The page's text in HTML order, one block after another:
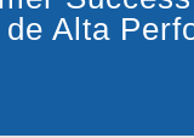
Alta